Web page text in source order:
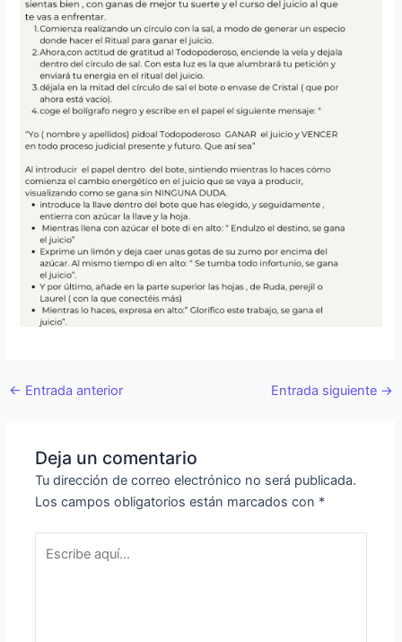
← Entrada anterior Entrada siguiente →
Deja un comentario
Tu dirección de correo electrónico no será publicada.
Los campos obligatorios están marcados con *
aquí...